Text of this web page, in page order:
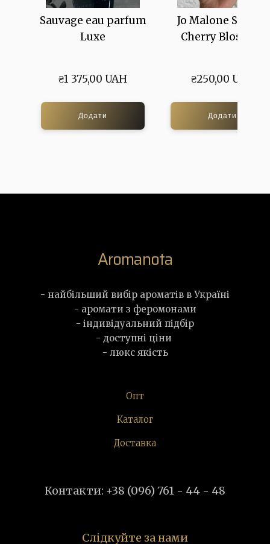
Sauvage eau parfum
Luxe
₴1 375,00 UAH
Додати
Jo Malone Sakura
Cherry Blossom
₴250,00 UAH
Додати
Aromanota
- найбільший вибір ароматів в Україні
- аромати з феромонами
- індивідуальний підбір
- доступні ціни
- люкс якість
Опт
Каталог
Доставка
Контакти: +38 (096) 761 - 44 - 48
Слідкуйте за нами